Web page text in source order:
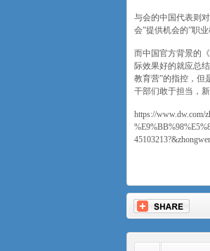
与会的中国代表则
会”提供机会的”职
而中国官方背景的
际效果好的就应总
教育营”的指控，但
干部们敢于担当，
https://www.dw.com/